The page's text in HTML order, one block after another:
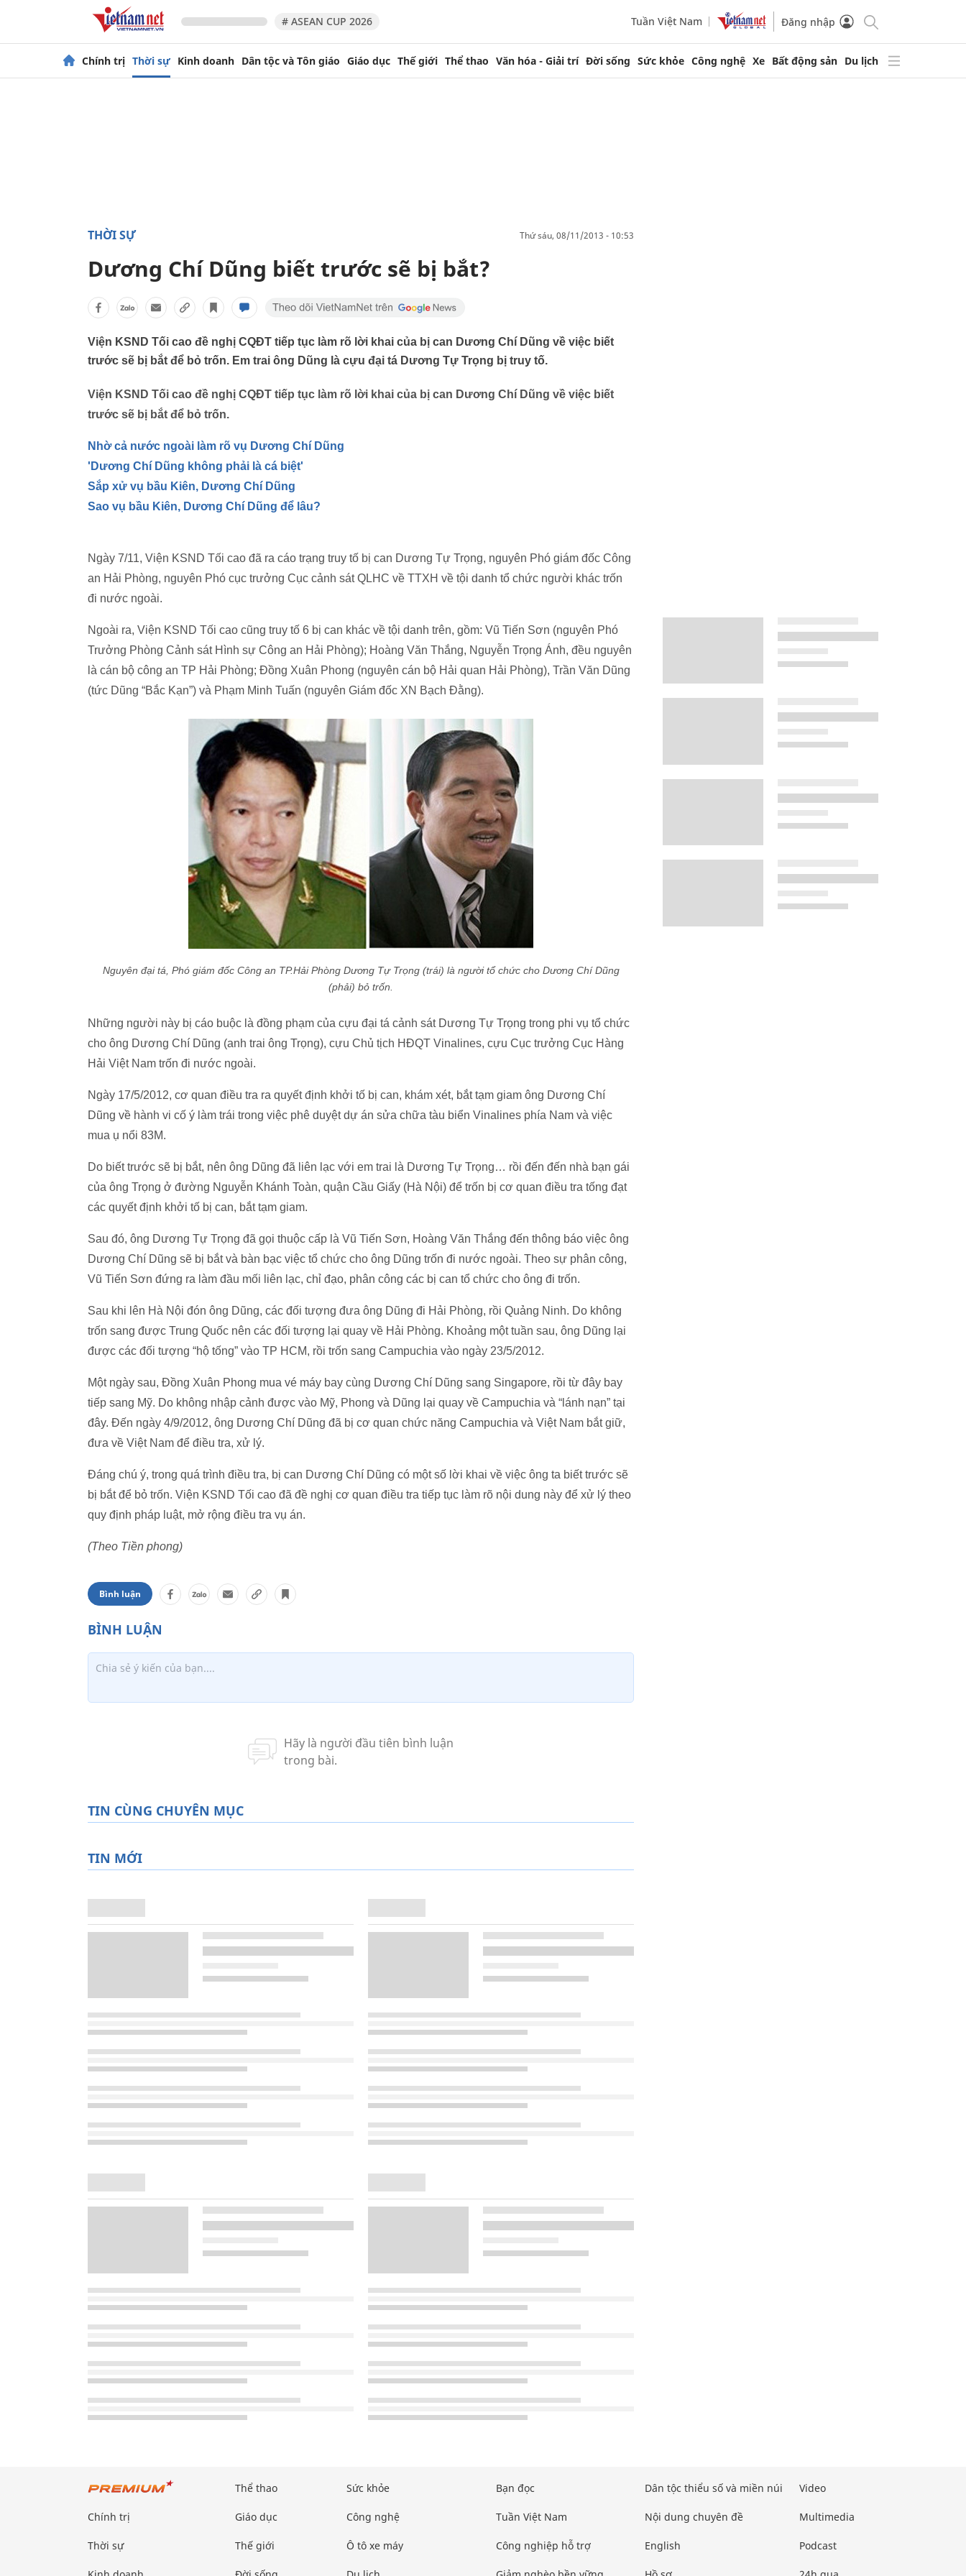
# ASEAN CUP 2026 Tuần Việt Nam Đăng nhập
Chính trị Thời sự Kinh doanh Dân tộc và Tôn giáo Giáo dục Thế giới Thể thao Văn hóa - Giải trí Đời sống Sức khỏe Công nghệ Xe Bất động sản Du lịch
THỜI SỰ thứ sáu, 08/11/2013 - 10:53
Dương Chí Dũng biết trước sẽ bị bắt?
Viện KSND Tối cao đề nghị CQĐT tiếp tục làm rõ lời khai của bị can Dương Chí Dũng về việc biết
trước sẽ bị bắt để bỏ trốn. Em trai ông Dũng là cựu đại tá Dương Tự Trọng bị truy tố.
Viện KSND Tối cao đề nghị CQĐT tiếp tục làm rõ lời khai của bị can Dương Chí Dũng về việc biết
trước sẽ bị bắt để bỏ trốn.
Nhờ cả nước ngoài làm rõ vụ Dương Chí Dũng
'Dương Chí Dũng không phải là cá biệt'
Sắp xử vụ bầu Kiên, Dương Chí Dũng
Sao vụ bầu Kiên, Dương Chí Dũng để lâu?
Ngày 7/11, Viện KSND Tối cao đã ra cáo trạng truy tố bị can Dương Tự Trọng, nguyên Phó giám đốc Công
an Hải Phòng, nguyên Phó cục trưởng Cục cảnh sát QLHC về TTXH về tội danh tổ chức người khác trốn
đi nước ngoài.
Ngoài ra, Viện KSND Tối cao cũng truy tố 6 bị can khác về tội danh trên, gồm: Vũ Tiến Sơn (nguyên Phó
Trưởng Phòng Cảnh sát Hình sự Công an Hải Phòng); Hoàng Văn Thắng, Nguyễn Trọng Ánh, đều nguyên
là cán bộ công an TP Hải Phòng; Đồng Xuân Phong (nguyên cán bộ Hải quan Hải Phòng), Trần Văn Dũng
(tức Dũng “Bắc Kạn”) và Phạm Minh Tuấn (nguyên Giám đốc XN Bạch Đằng).
Nguyên đại tá, Phó giám đốc Công an TP.Hải Phòng Dương Tự Trọng (trái) là người tổ chức cho Dương Chí Dũng
(phải) bỏ trốn.
Những người này bị cáo buộc là đồng phạm của cựu đại tá cảnh sát Dương Tự Trọng trong phi vụ tổ chức
cho ông Dương Chí Dũng (anh trai ông Trọng), cựu Chủ tịch HĐQT Vinalines, cựu Cục trưởng Cục Hàng
Hải Việt Nam trốn đi nước ngoài.
Ngày 17/5/2012, cơ quan điều tra ra quyết định khởi tố bị can, khám xét, bắt tạm giam ông Dương Chí
Dũng về hành vi cố ý làm trái trong việc phê duyệt dự án sửa chữa tàu biển Vinalines phía Nam và việc
mua ụ nổi 83M.
Do biết trước sẽ bị bắt, nên ông Dũng đã liên lạc với em trai là Dương Tự Trọng… rồi đến đến nhà bạn gái
của ông Trọng ở đường Nguyễn Khánh Toàn, quận Cầu Giấy (Hà Nội) để trốn bị cơ quan điều tra tống đạt
các quyết định khởi tố bị can, bắt tạm giam.
Sau đó, ông Dương Tự Trọng đã gọi thuộc cấp là Vũ Tiến Sơn, Hoàng Văn Thắng đến thông báo việc ông
Dương Chí Dũng sẽ bị bắt và bàn bạc việc tổ chức cho ông Dũng trốn đi nước ngoài. Theo sự phân công,
Vũ Tiến Sơn đứng ra làm đầu mối liên lạc, chỉ đạo, phân công các bị can tổ chức cho ông đi trốn.
Sau khi lên Hà Nội đón ông Dũng, các đối tượng đưa ông Dũng đi Hải Phòng, rồi Quảng Ninh. Do không
trốn sang được Trung Quốc nên các đối tượng lại quay về Hải Phòng. Khoảng một tuần sau, ông Dũng lại
được các đối tượng “hộ tống” vào TP HCM, rồi trốn sang Campuchia vào ngày 23/5/2012.
Một ngày sau, Đồng Xuân Phong mua vé máy bay cùng Dương Chí Dũng sang Singapore, rồi từ đây bay
tiếp sang Mỹ. Do không nhập cảnh được vào Mỹ, Phong và Dũng lại quay về Campuchia và “lánh nạn” tại
đây. Đến ngày 4/9/2012, ông Dương Chí Dũng đã bị cơ quan chức năng Campuchia và Việt Nam bắt giữ,
đưa về Việt Nam để điều tra, xử lý.
Đáng chú ý, trong quá trình điều tra, bị can Dương Chí Dũng có một số lời khai về việc ông ta biết trước sẽ
bị bắt để bỏ trốn. Viện KSND Tối cao đã đề nghị cơ quan điều tra tiếp tục làm rõ nội dung này để xử lý theo
quy định pháp luật, mở rộng điều tra vụ án.
(Theo Tiền phong)
Bình luận
TIN CÙNG CHUYÊN MỤC
TIN MỚI
Chính trị
Thời sự
Thể thao
Giáo dục
Thế giới
Sức khỏe
Công nghệ
Ô tô xe máy
Bạn đọc
Tuần Việt Nam
Công nghiệp hỗ trợ
Dân tộc thiểu số và miền núi
Nội dung chuyên đề
English
Video
Multimedia
Podcast